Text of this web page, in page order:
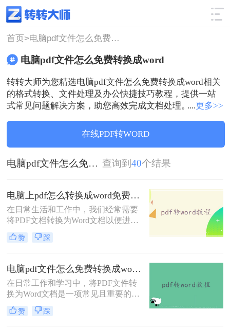
使用技巧 筛选
首页> 电脑pdf文件怎么免费转换成word
电脑pdf文件怎么免费转换成word
转转大师为您精选电脑pdf文件怎么免费转换成word相关
的格式转换、文件处理及办公快捷技巧教程，提供一站
式常见问题解决方案，助您高效完成文档处理。....更多>>
在线PDF转WORD
电脑pdf文件怎么免费转换成word 查询到 40个结果
电脑上pdf怎么转换成word免费？分享3种方法简单易学！
在日常生活和工作中，我们经常需要
将PDF文档转换为Word文档以便进行
编辑、修改或格式调整。尽管市面上
有许多专业的转换软件，但也有一些
求。那么电脑上pdf怎么转换成word免
费呢？以下是三种免费将PDF转换成
Word的方法。
赞 踩
电脑pdf文件怎么免费转换成word？分享3种简单方法~
在日常工作和学习中，将PDF文件转
换为Word文档是一项常见且重要的任
务，以便于编辑、修改或重新格式化
内容。那么电脑pdf文件怎么免费转换
赞 踩